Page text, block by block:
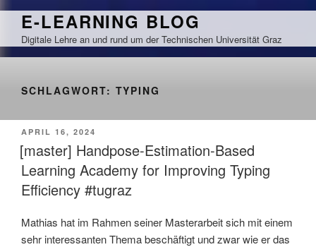
Zum
springen
E-LEARNING BLOG
Digitale Lehre an und rund um der Technischen Universität Graz
SCHLAGWORT: TYPING
VERÖFFENTLICHT
AM
APRIL 16, 2024
[master] Handpose-Estimation-Based
Learning Academy for Improving Typing
Efficiency #tugraz
Mathias hat im Rahmen seiner Masterarbeit sich mit einem
sehr interessanten Thema beschäftigt und zwar wie er das